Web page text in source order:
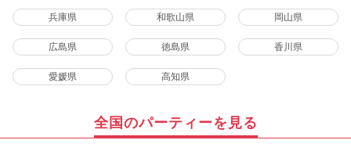
兵庫県 和歌山県 岡山県
広島県 徳島県 香川県
愛媛県 高知県
全国のパーティーを見る